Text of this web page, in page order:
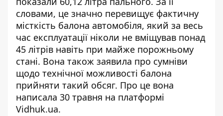
словами, це значно перевищує фактичну
місткість балона автомобіля, який за весь
час експлуатації ніколи не вміщував понад
45 літрів навіть при майже порожньому
стані. Вона також заявила про сумніви
щодо технічної можливості балона
прийняти такий обсяг. Про це вона
написала 30 травня на платформі
Vidhuk.ua.